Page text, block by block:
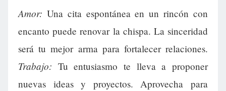
Amor: Una cita espontánea en un rincón con
encanto puede renovar la chispa. La sinceridad
será tu mejor arma para fortalecer relaciones.
Trabajo: Tu entusiasmo te lleva a proponer
nuevas ideas y proyectos. Aprovecha para